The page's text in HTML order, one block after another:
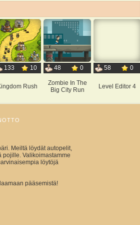
133 10
Rush
48 0
Zombie In The
Big City Run
58 0
Level Editor 4
Meiltä löydät autopelit,
pojille. Valikoimastamme
löytöjä
pääsemistä!